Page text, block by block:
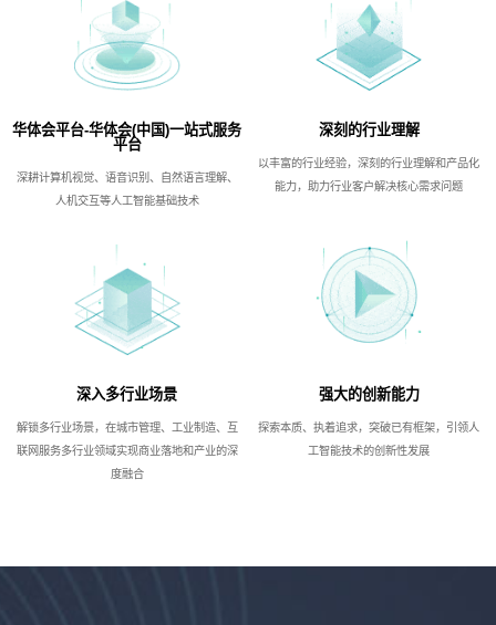
华体会平台-华体会(中国)一站式服务
平台
深耕计算机视觉、语音识别、自然语言理解、
人机交互等人工智能基础技术
深刻的行业理解
以丰富的行业经验，深刻的行业理解和产品化
能力，助力行业客户解决核心需求问题
深入多行业场景
解锁多行业场景，在城市管理、工业制造、互
联网服务多行业领域实现商业落地和产业的深
度融合
强大的创新能力
探索本质、执着追求，突破已有框架，引领人
工智能技术的创新性发展